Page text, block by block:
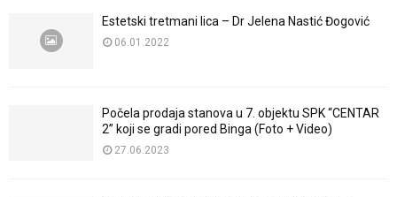
Estetski tretmani lica – Dr Jelena Nastić Đogović
06.01.2022
Počela prodaja stanova u 7. objektu SPK “CENTAR
2” koji se gradi pored Binga (Foto + Video)
27.06.2023